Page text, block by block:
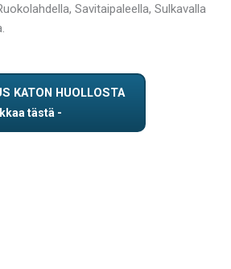
Savitaipaleella, Sulkavalla
KATON HUOLLOSTA